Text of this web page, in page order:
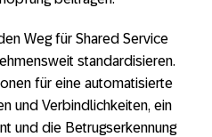
Weg für Shared Service
standardisieren.
für eine automatisierte
und Verbindlichkeiten, ein
und die Betrugserkennung